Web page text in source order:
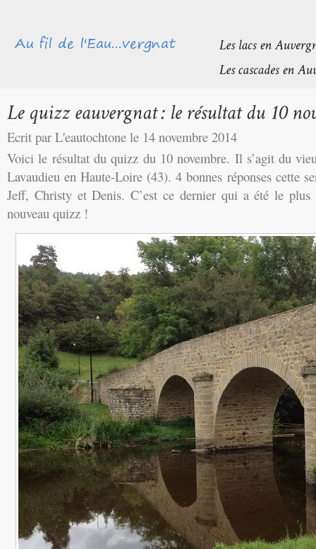
Ecrit par L'eautochtone le 14 novembre 2014
Voici le résultat du quizz du 10 novembre. Il s’agit du
Lavaudieu en Haute-Loire (43). 4 bonnes réponses cette
Jeff, Christy et Denis. C’est ce dernier qui a été le
nouveau quizz !